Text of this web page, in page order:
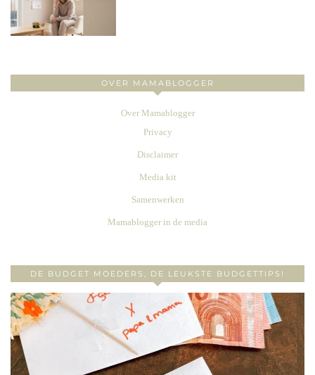
OVER MAMABLOGGER
Over Mamablogger
Privacy
Disclaimer
Media kit
Samenwerken
Mamablogger in de media
DE BUDGET MOEDERS, DE LEUKSTE BUDGETTIPS!